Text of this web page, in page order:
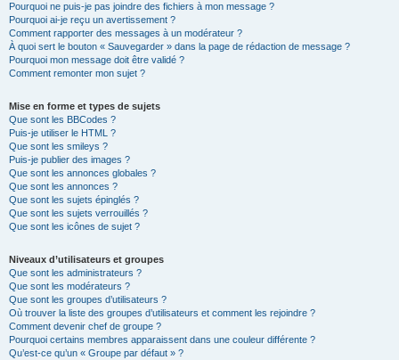
Pourquoi ne puis-je pas joindre des fichiers à mon message ?
Pourquoi ai-je reçu un avertissement ?
Comment rapporter des messages à un modérateur ?
À quoi sert le bouton « Sauvegarder » dans la page de rédaction de message ?
Pourquoi mon message doit être validé ?
Comment remonter mon sujet ?
Mise en forme et types de sujets
Que sont les BBCodes ?
Puis-je utiliser le HTML ?
Que sont les smileys ?
Puis-je publier des images ?
Que sont les annonces globales ?
Que sont les annonces ?
Que sont les sujets épinglés ?
Que sont les sujets verrouillés ?
Que sont les icônes de sujet ?
Niveaux d’utilisateurs et groupes
Que sont les administrateurs ?
Que sont les modérateurs ?
Que sont les groupes d’utilisateurs ?
Où trouver la liste des groupes d’utilisateurs et comment les rejoindre ?
Comment devenir chef de groupe ?
Pourquoi certains membres apparaissent dans une couleur différente ?
Qu’est-ce qu’un « Groupe par défaut » ?